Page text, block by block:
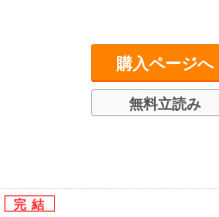
購入ページへ
無料立読み